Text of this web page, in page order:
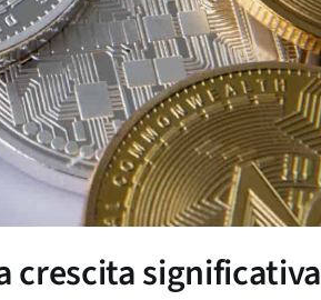
crescita significativa